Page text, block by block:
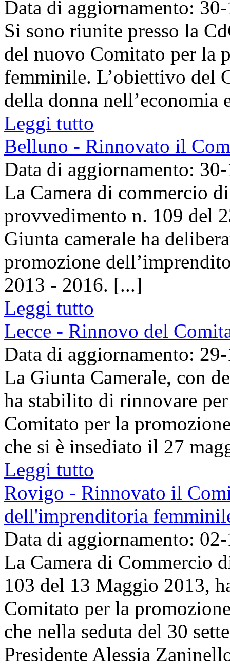
Data di aggiornamento:
Si sono riunite presso la
del nuovo Comitato per la
femminile. L’obiettivo del
della donna
Leggi tutto
Belluno - Rinnovato il
Data di aggiornamento:
La Camera di commercio
provvedimento n. 109 del
Giunta camerale ha
promozione
2013 - 2016. [...]
Leggi tutto
Lecce - Rinnovo del
Data di aggiornamento:
La Giunta Camerale, con
ha stabilito di rinnovare
Comitato per la
che si è insediato il 27
Leggi tutto
Rovigo - Rinnovato il
dell'imprenditoria
Data di aggiornamento:
La Camera di Commercio
103 del 13 Maggio 2013,
Comitato per la
che nella seduta del 30
Presidente Alessia